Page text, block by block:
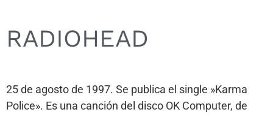
RADIOHEAD
25 de agosto de 1997. Se publica el single »Karma
Police». Es una canción del disco OK Computer, de